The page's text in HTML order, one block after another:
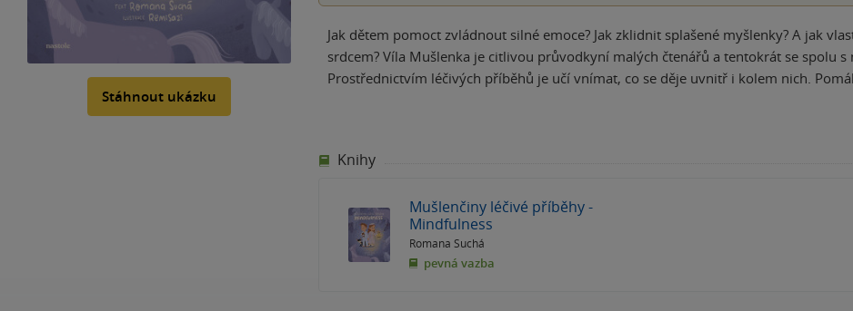
Stáhnout ukázku
Jak dětem pomoct zvládnout silné emoce? Jak zklidnit splašené myšlenky? A jak
srdcem? Víla Mušlenka je citlivou průvodkyní malých čtenářů a tentokrát se spolu
Prostřednictvím léčivých příběhů je učí vnímat, co se děje uvnitř i kolem nich.
Knihy
Mušlenčiny léčivé příběhy -
Mindfulness
Romana Suchá
pevná vazba